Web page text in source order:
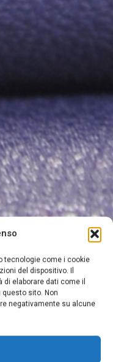
tecnologie come i cookie
del dispositivo. Il
elaborare dati come il
sito. Non
negativamente su alcune